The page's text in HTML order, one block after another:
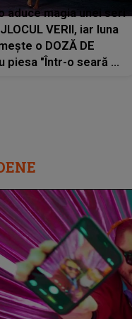
aduce magia unei seri
VERII, iar luna
o DOZĂ DE
piesa "Într-o seară de